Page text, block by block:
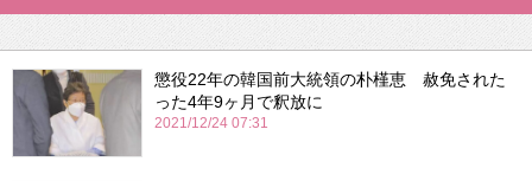
懲役22年の韓国前大統領の朴槿恵 赦免された
った4年9ヶ月で釈放に
2021/12/24 07:31